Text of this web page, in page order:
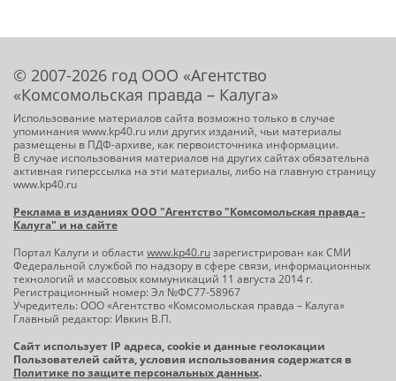
© 2007-2026 год ООО «Агентство
«Комсомольская правда – Калуга»
Использование материалов сайта возможно только в случае
упоминания www.kp40.ru или других изданий, чьи материалы
размещены в ПДФ-архиве, как первоисточника информации.
В случае использования материалов на других сайтах обязательна
активная гиперссылка на эти материалы, либо на главную страницу
www.kp40.ru
Реклама в изданиях ООО "Агентство "Комсомольская правда -
Калуга" и на сайте
Портал Калуги и области www.kp40.ruзарегистрирован как СМИ
Федеральной службой по надзору в сфере связи, информационных
технологий и массовых коммуникаций 11 августа 2014 г.
Регистрационный номер: Эл №ФС77-58967
Учредитель: ООО «Агентство «Комсомольская правда – Калуга»
Главный редактор: Ивкин В.П.
Сайт использует IP адреса, cookie и данные геолокации
Пользователей сайта, условия использования содержатся в
Политике по защите персональных данных.